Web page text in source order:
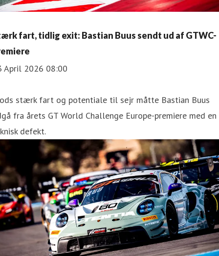
fart, tidlig exit: Bastian Buus sendt ud af GTWC-
April 2026 08:00
stærk fart og potentiale til sejr måtte Bastian Buus
fra årets GT World Challenge Europe-premiere med en
defekt.